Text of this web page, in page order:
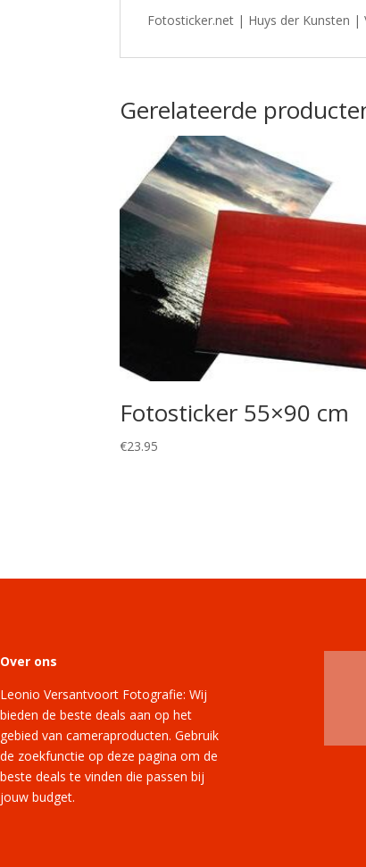
Fotosticker.net | Huys der Kunsten
Gerelateerde
Fotosticker 55×90 cm
€23.95
Over ons
Leonio Versantvoort Fotografie: Wij
bieden de beste deals aan op het
gebied van cameraproducten. Gebruik
de zoekfunctie op deze pagina om de
beste deals te vinden die passen bij
jouw budget.